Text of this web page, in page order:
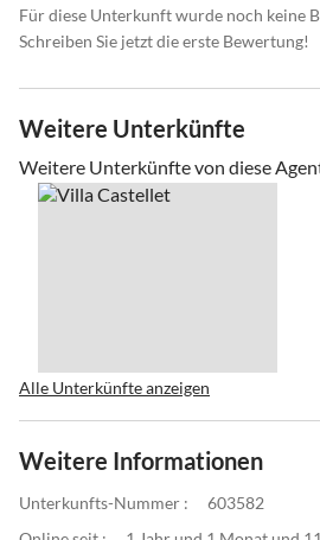
Für diese Unterkunft wurde noch keine
Schreiben Sie jetzt die erste Bewertung!
Weitere Unterkünfte
Weitere Unterkünfte von diese
Alle Unterkünfte anzeigen
Weitere Informationen
Unterkunfts-Nummer :
603582